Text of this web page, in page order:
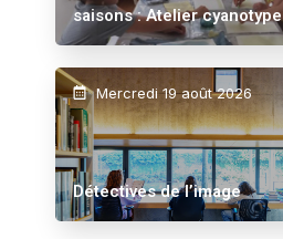
saisons : Atelier cyanotype
Mercredi 19 août 2026
Détectives de l’image